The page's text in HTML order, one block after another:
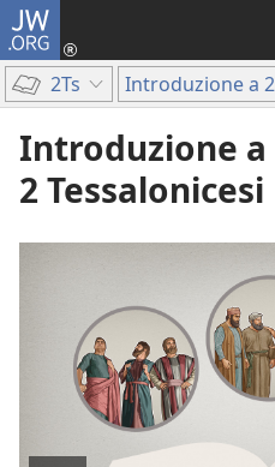
JW.ORG
2Ts Introduzione a
Introduzione a
2 Tessalonicesi